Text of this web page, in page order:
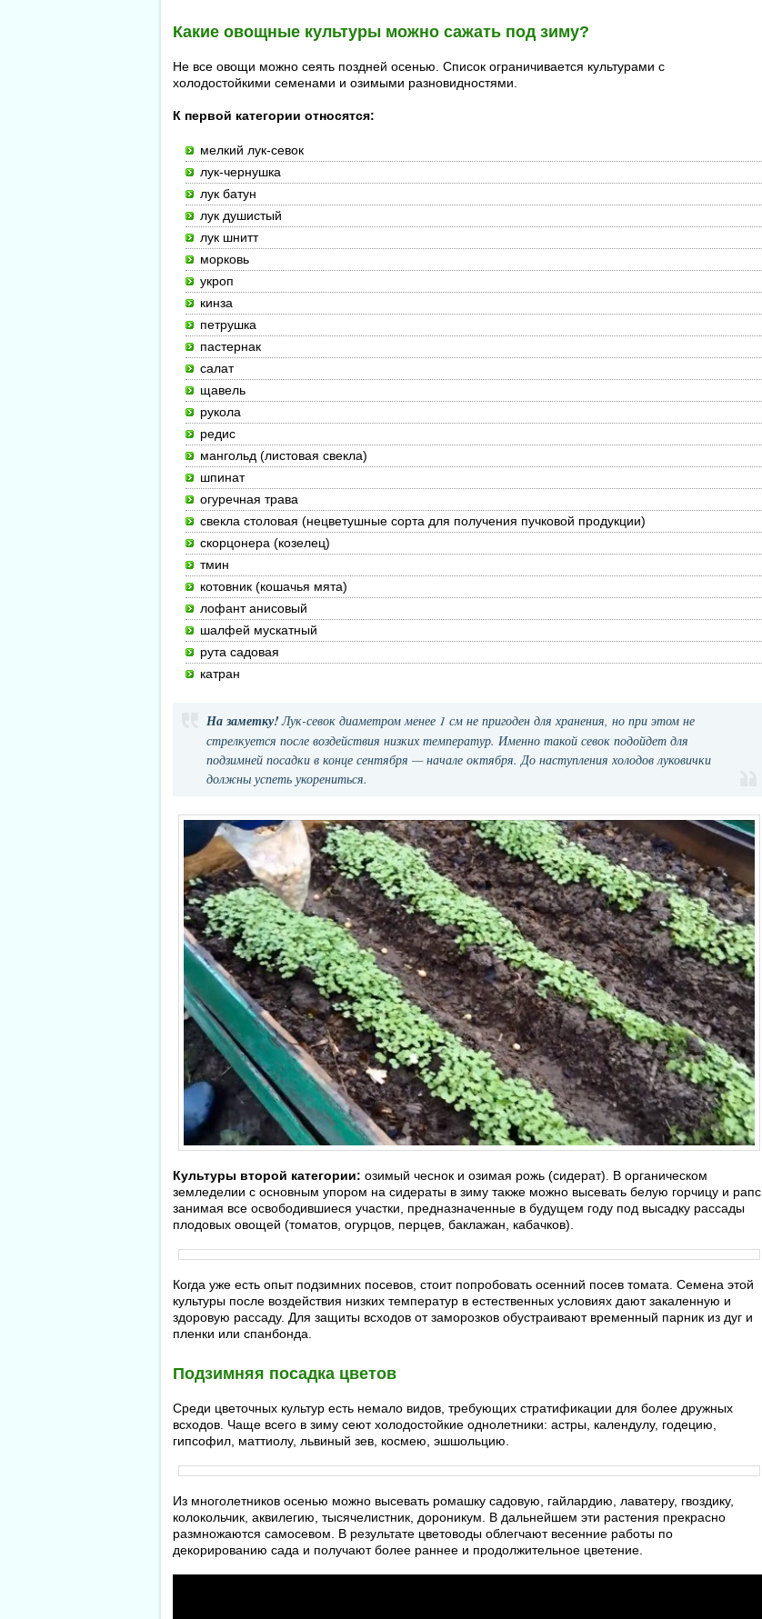
Какие овощные культуры можно сажать под зиму?
Не все овощи можно сеять поздней осенью. Список ограничивается культурами с
холодостойкими семенами и озимыми разновидностями.
К первой категории относятся:
мелкий лук-севок
лук-чернушка
лук батун
лук душистый
лук шнитт
морковь
укроп
кинза
петрушка
пастернак
салат
щавель
рукола
редис
мангольд (листовая свекла)
шпинат
огуречная трава
свекла столовая (нецветушные сорта для получения пучковой продукции)
скорцонера (козелец)
тмин
котовник (кошачья мята)
лофант анисовый
шалфей мускатный
рута садовая
катран
На заметку!Лук-севок диаметром менее 1 см не пригоден для хранения, но при этом не
стрелкуется после воздействия низких температур. Именно такой севок подойдет для
подзимней посадки в конце сентября — начале октября. До наступления холодов луковички
должны успеть укорениться.
Культуры второй категории: озимый чеснок и озимая рожь (сидерат). В органическом
земледелии с основным упором на сидераты в зиму также можно высевать белую горчицу и рапс,
занимая все освободившиеся участки, предназначенные в будущем году под высадку рассады
плодовых овощей (томатов, огурцов, перцев, баклажан, кабачков).
Когда уже есть опыт подзимних посевов, стоит попробовать осенний посев томата. Семена этой
культуры после воздействия низких температур в естественных условиях дают закаленную и
здоровую рассаду. Для защиты всходов от заморозков обустраивают временный парник из дуг и
пленки или спанбонда.
Подзимняя посадка цветов
Среди цветочных культур есть немало видов, требующих стратификации для более дружных
всходов. Чаще всего в зиму сеют холодостойкие однолетники: астры, календулу, годецию,
гипсофил, маттиолу, львиный зев, космею, эшшольцию.
Из многолетников осенью можно высевать ромашку садовую, гайлардию, лаватеру, гвоздику,
колокольчик, аквилегию, тысячелистник, дороникум. В дальнейшем эти растения прекрасно
размножаются самосевом. В результате цветоводы облегчают весенние работы по
декорированию сада и получают более раннее и продолжительное цветение.